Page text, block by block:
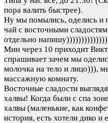
пора валить быстрее).
Ну мы помылись, оделись и
чай с восточными
отдельно
Мин через 10 приходит
спрашивает зачем мы
молочка на тело и лицо))),
массажную комнату.
Восточные сладости
халвы! Когда были с спа
халвы (маленькие, как
история, есть хотели дико и